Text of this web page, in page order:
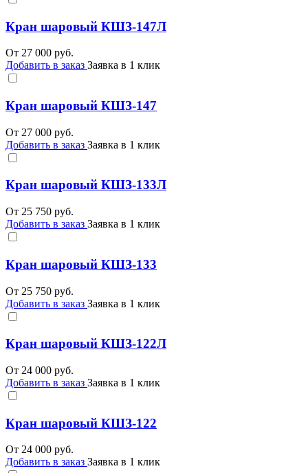
Кран шаровый КШЗ-147Л
От 27 000 руб.
Добавить в заказ Заявка в 1 клик
Кран шаровый КШЗ-147
От 27 000 руб.
Добавить в заказ Заявка в 1 клик
Кран шаровый КШЗ-133Л
От 25 750 руб.
Добавить в заказ Заявка в 1 клик
Кран шаровый КШЗ-133
От 25 750 руб.
Добавить в заказ Заявка в 1 клик
Кран шаровый КШЗ-122Л
От 24 000 руб.
Добавить в заказ Заявка в 1 клик
Кран шаровый КШЗ-122
От 24 000 руб.
Добавить в заказ Заявка в 1 клик